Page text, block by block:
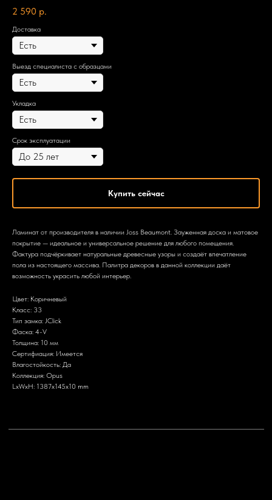
2 590 р.
Доставка
Выезд специалиста с образцами
Укладка
Срок эксплуатации
Купить сейчас
Ламинат от производителя в наличии Joss Beaumont. Зауженная доска и матовое
покрытие — идеальное и универсальное решение для любого помещения.
Фактура подчёркивает натуральные древесные узоры и создаёт впечатление
пола из настоящего массива. Палитра декоров в данной коллекции даёт
возможность украсить любой интерьер.
Цвет: Коричневый
Класс: 33
Тип замка: JClick
Фаска: 4-V
Толщина: 10 мм
Сертифиация: Имеется
Влагостойкость: Да
Коллекция: Opus
LxWxH: 1387x145x10 mm